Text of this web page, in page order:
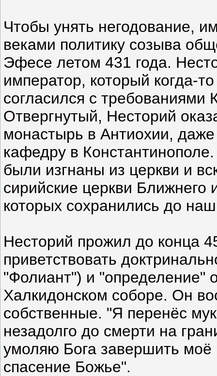
Чтобы унять негодование,
веками политику созыва
Эфесе летом 431 года.
император, который когда-
согласился с
Отвергнутый, Несторий
монастырь в Антиохии, даже
кафедру в
были изгнаны из церкви и
сирийские церкви Ближнего
которых сохранились до
Несторий прожил до конца
приветствовать
"Фолиант") и "определение"
Халкидонском соборе. Он
собственные. "Я перенёс
незадолго до смерти на
умоляю Бога завершить моё
спасение Божье".